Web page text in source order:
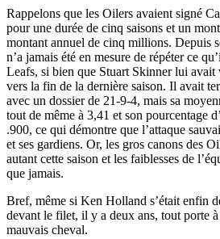
Rappelons que les Oilers avaient signé
pour une durée de cinq saisons et un
montant annuel de cinq millions. Depuis
n’a jamais été en mesure de répéter ce
Leafs, si bien que Stuart Skinner lui avait
vers la fin de la dernière saison. Il avait
avec un dossier de 21-9-4, mais sa
tout de même à 3,41 et son pourcentage
.900, ce qui démontre que l’attaque
et ses gardiens. Or, les gros canons des
autant cette saison et les faiblesses de
que jamais.
Bref, même si Ken Holland s’était enfin
devant le filet, il y a deux ans, tout porte
mauvais cheval.